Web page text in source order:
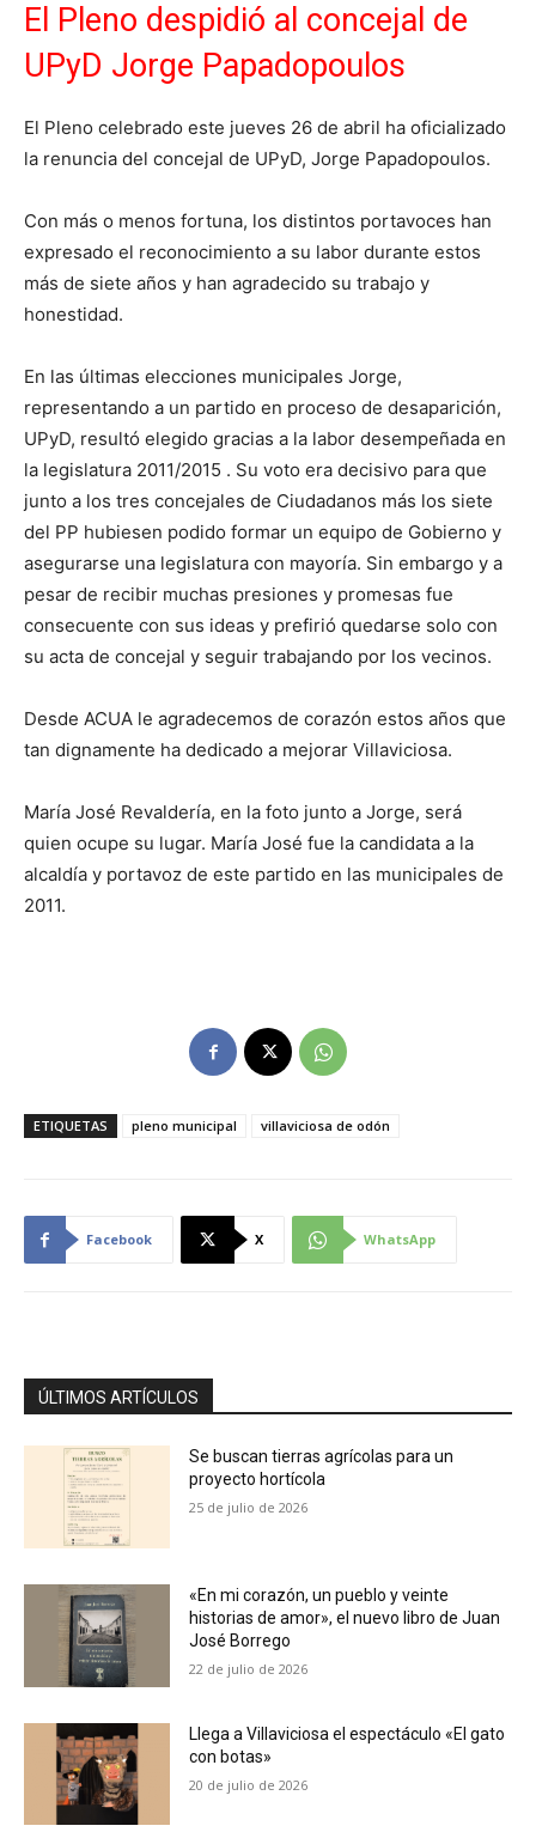
El Pleno despidió al concejal de
UPyD Jorge Papadopoulos
El Pleno celebrado este jueves 26 de abril ha oficializado
la renuncia del concejal de UPyD, Jorge Papadopoulos.
Con más o menos fortuna, los distintos portavoces han
expresado el reconocimiento a su labor durante estos
más de siete años y han agradecido su trabajo y
honestidad.
En las últimas elecciones municipales Jorge,
representando a un partido en proceso de desaparición,
UPyD, resultó elegido gracias a la labor desempeñada en
la legislatura 2011/2015 . Su voto era decisivo para que
junto a los tres concejales de Ciudadanos más los siete
del PP hubiesen podido formar un equipo de Gobierno y
asegurarse una legislatura con mayoría. Sin embargo y a
pesar de recibir muchas presiones y promesas fue
consecuente con sus ideas y prefirió quedarse solo con
su acta de concejal y seguir trabajando por los vecinos.
Desde ACUA le agradecemos de corazón estos años que
tan dignamente ha dedicado a mejorar Villaviciosa.
María José Revaldería, en la foto junto a Jorge, será
quien ocupe su lugar. María José fue la candidata a la
alcaldía y portavoz de este partido en las municipales de
2011.
ETIQUETAS pleno municipal villaviciosa de odón
Facebook X WhatsApp
ÚLTIMOS ARTÍCULOS
Se buscan tierras agrícolas para un
proyecto hortícola
25 de julio de 2026
«En mi corazón, un pueblo y veinte
historias de amor», el nuevo libro de Juan
José Borrego
22 de julio de 2026
Llega a Villaviciosa el espectáculo «El gato
con botas»
20 de julio de 2026